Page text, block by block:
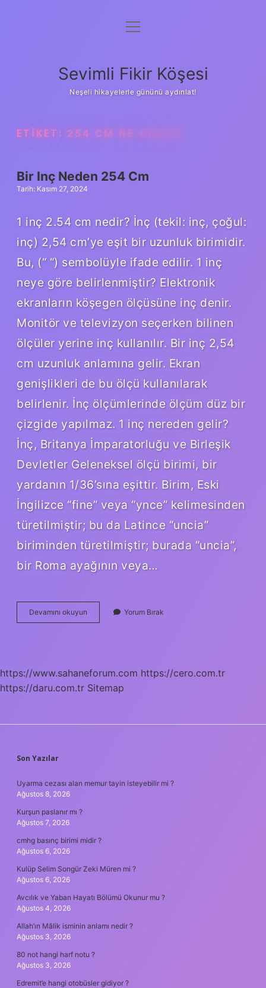
Anasayfa
Yasal Uyarı
menüyü
Sevimli Fikir Köşesi
Neşeli hikayelerle gününü aydınlat!
ETIKET: 254 CM NE KADAR
Bir Inç Neden 254 Cm
Tarih: Kasım 27, 2024
1 inç 2.54 cm nedir? İnç (tekil: inç, çoğul:
inç) 2,54 cm’ye eşit bir uzunluk birimidir.
Bu, (“ “) sembolüyle ifade edilir. 1 inç
neye göre belirlenmiştir? Elektronik
ekranların köşegen ölçüsüne inç denir.
Monitör ve televizyon seçerken bilinen
ölçüler yerine inç kullanılır. Bir inç 2,54
cm uzunluk anlamına gelir. Ekran
genişlikleri de bu ölçü kullanılarak
belirlenir. İnç ölçümlerinde ölçüm düz bir
çizgide yapılmaz. 1 inç nereden gelir?
İnç, Britanya İmparatorluğu ve Birleşik
Devletler Geleneksel ölçü birimi, bir
yardanın 1/36’sına eşittir. Birim, Eski
İngilizce “fine” veya “ynce” kelimesinden
türetilmiştir; bu da Latince “uncia”
biriminden türetilmiştir; burada “uncia”,
bir Roma ayağının veya…
Devamını okuyun
Inç
Yorum Bırak
https://www.sahaneforum.com https://cero.com.tr
https://daru.com.tr Sitemap
SIDEBAR
Son Yazılar
Uyarma cezası alan memur tayin isteyebilir mi ?
Ağustos 8, 2026
Kurşun paslanır mı ?
Ağustos 7, 2026
cmhg basınç birimi midir ?
Ağustos 6, 2026
Kulüp Selim Songür Zeki Müren mi ?
Ağustos 6, 2026
Avcılık ve Yaban Hayatı Bölümü Okunur mu ?
Ağustos 4, 2026
Allah’ın Mâlik isminin anlamı nedir ?
Ağustos 3, 2026
80 not hangi harf notu ?
Ağustos 3, 2026
Edremit’e hangi otobüsler gidiyor ?